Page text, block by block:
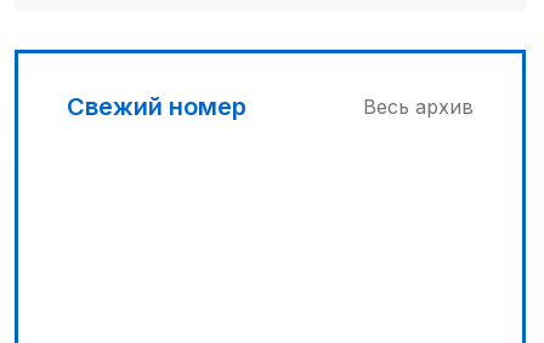
03:00
Свежий номер Весь архив